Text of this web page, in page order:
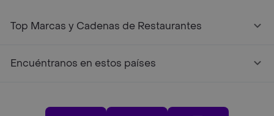
Top Marcas y Cadenas de Restaurantes
Encuéntranos en estos países